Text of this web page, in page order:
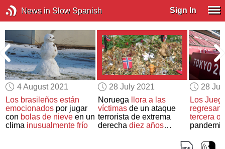
News in Slow Spanish Sign In
4 August 2021
Los brasileños están
emocionados por jugar
con bolas de nieve en un
clima inusualmente frío
28 July 2021
Noruega
llora a las
víctimasde un ataque
terrorista de extrema
derecha diez años
28
Los
regresan
tercera